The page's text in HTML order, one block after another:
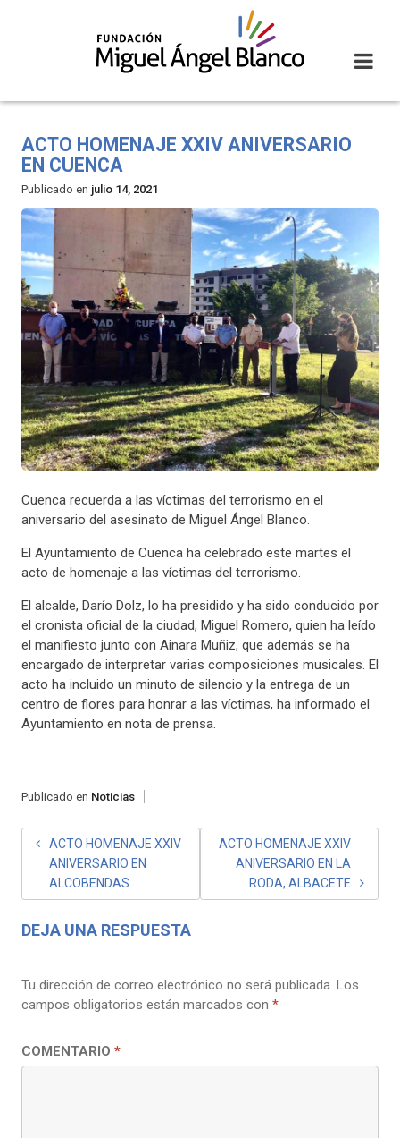
ACTO HOMENAJE XXIV ANIVERSARIO
EN CUENCA
Publicado en julio 14, 2021
Cuenca recuerda a las víctimas del terrorismo en el
aniversario del asesinato de Miguel Ángel Blanco.
El Ayuntamiento de Cuenca ha celebrado este martes el
acto de homenaje a las víctimas del terrorismo.
El alcalde, Darío Dolz, lo ha presidido y ha sido conducido por
el cronista oficial de la ciudad, Miguel Romero, quien ha leído
el manifiesto junto con Ainara Muñiz, que además se ha
encargado de interpretar varias composiciones musicales. El
acto ha incluido un minuto de silencio y la entrega de un
centro de flores para honrar a las víctimas, ha informado el
Ayuntamiento en nota de prensa.
Publicado en Noticias
NAVEGACIÓN
ENTRADAS
ACTO HOMENAJE XXIV
ANIVERSARIO EN
ALCOBENDAS
ACTO HOMENAJE XXIV
ANIVERSARIO EN LA
RODA, ALBACETE
DEJA UNA RESPUESTA
Tu dirección de correo electrónico no será publicada. Los
campos obligatorios están marcados con *
COMENTARIO *